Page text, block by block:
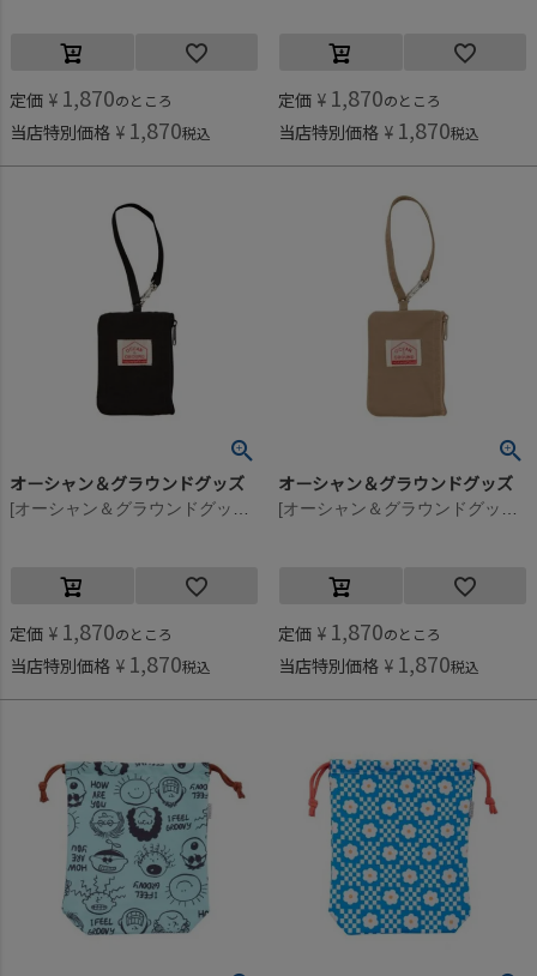
定価 ¥ 1,870のところ
当店特別価格 ¥ 1,870税込
定価 ¥ 1,870のところ
当店特別価格 ¥ 1,870税込
オーシャン＆グラウンドグッズ
定価 ¥ 1,870のところ
当店特別価格 ¥ 1,870税込
オーシャン＆グラウンドグッズ
定価 ¥ 1,870のところ
当店特別価格 ¥ 1,870税込